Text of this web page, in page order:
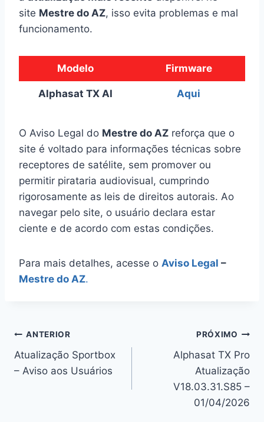
site Mestre do AZ, isso evita problemas e mal
funcionamento.
Modelo Firmware
Alphasat TX AI Aqui
O Aviso Legal do Mestre do AZ reforça que o
site é voltado para informações técnicas sobre
receptores de satélite, sem promover ou
permitir pirataria audiovisual, cumprindo
rigorosamente as leis de direitos autorais. Ao
navegar pelo site, o usuário declara estar
ciente e de acordo com estas condições.
Para mais detalhes, acesse o Aviso Legal –
Mestre do AZ.
Navegação
de
ANTERIOR
Atualização Sportbox
– Aviso aos Usuários
PRÓXIMO
Alphasat TX Pro
Atualização
V18.03.31.S85 –
01/04/2026